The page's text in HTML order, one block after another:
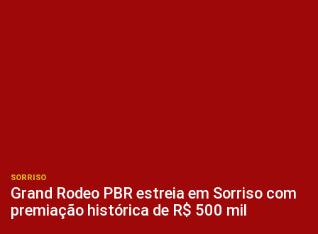
SORRISO
Grand Rodeo PBR estreia em Sorriso com
premiação histórica de R$ 500 mil